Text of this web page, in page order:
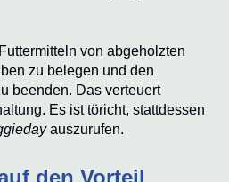
von abgeholzten
zu belegen und den
beenden. Das verteuert
Es ist töricht, stattdessen
auszurufen.
den Vorteil